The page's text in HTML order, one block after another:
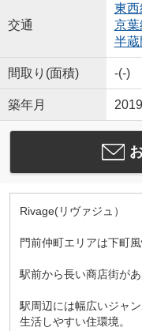
交通
東西
京葉
半蔵
間取り(面積) -(-)
築年月
Rivage(リヴァジュ）
門前仲町エリアは下町
駅前から長い商店街が
駅周辺には幅広いジャ
生活しやすい住環境。